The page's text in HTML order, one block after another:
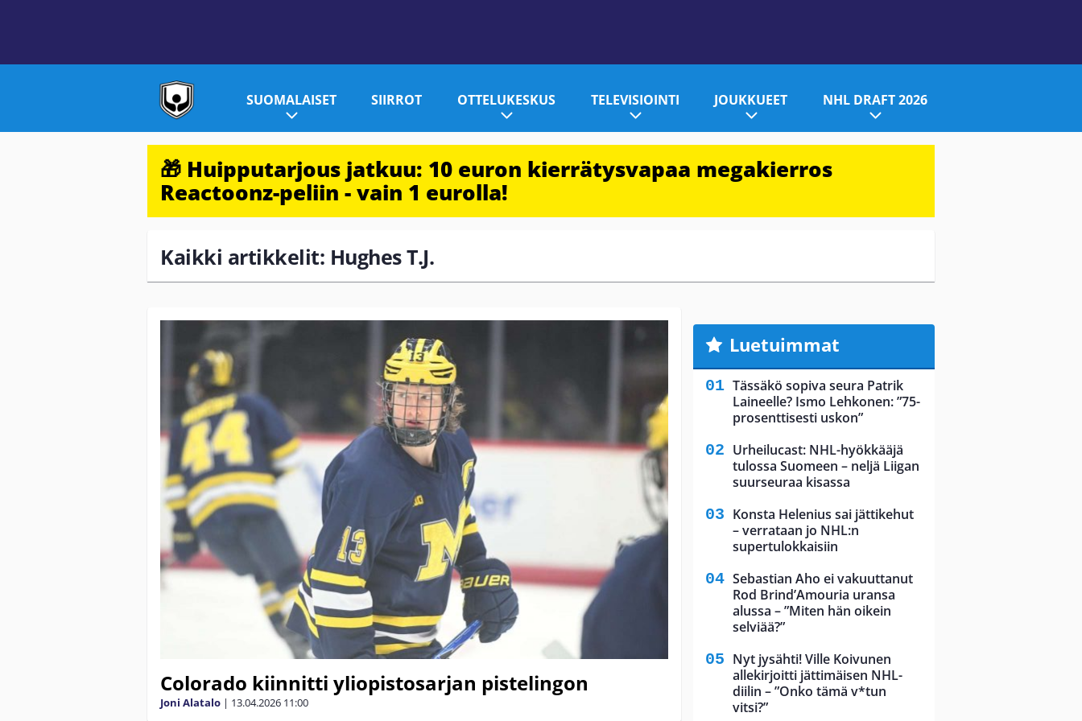
SUOMALAISET SIIRROT OTTELUKESKUS TELEVISIOINTI JOUKKUEET NHL DRAFT 2026
🎁 Huipputarjous jatkuu: 10 euron kierrätysvapaa megakierros
Reactoonz-peliin - vain 1 eurolla!
Kaikki artikkelit: Hughes T.J.
Colorado kiinnitti yliopistosarjan pistelingon
Joni Alatalo | 13.04.2026 11:00
Luetuimmat
Tässäkö sopiva seura Patrik
Laineelle? Ismo Lehkonen: ”75-
prosenttisesti uskon”
Urheilucast: NHL-hyökkääjä
tulossa Suomeen – neljä Liigan
suurseuraa kisassa
Konsta Helenius sai jättikehut
– verrataan jo NHL:n
supertulokkaisiin
Sebastian Aho ei vakuuttanut
Rod Brind’Amouria uransa
alussa – ”Miten hän oikein
selviää?”
Nyt jysähti! Ville Koivunen
allekirjoitti jättimäisen NHL-
diilin – ”Onko tämä v*tun
vitsi?”